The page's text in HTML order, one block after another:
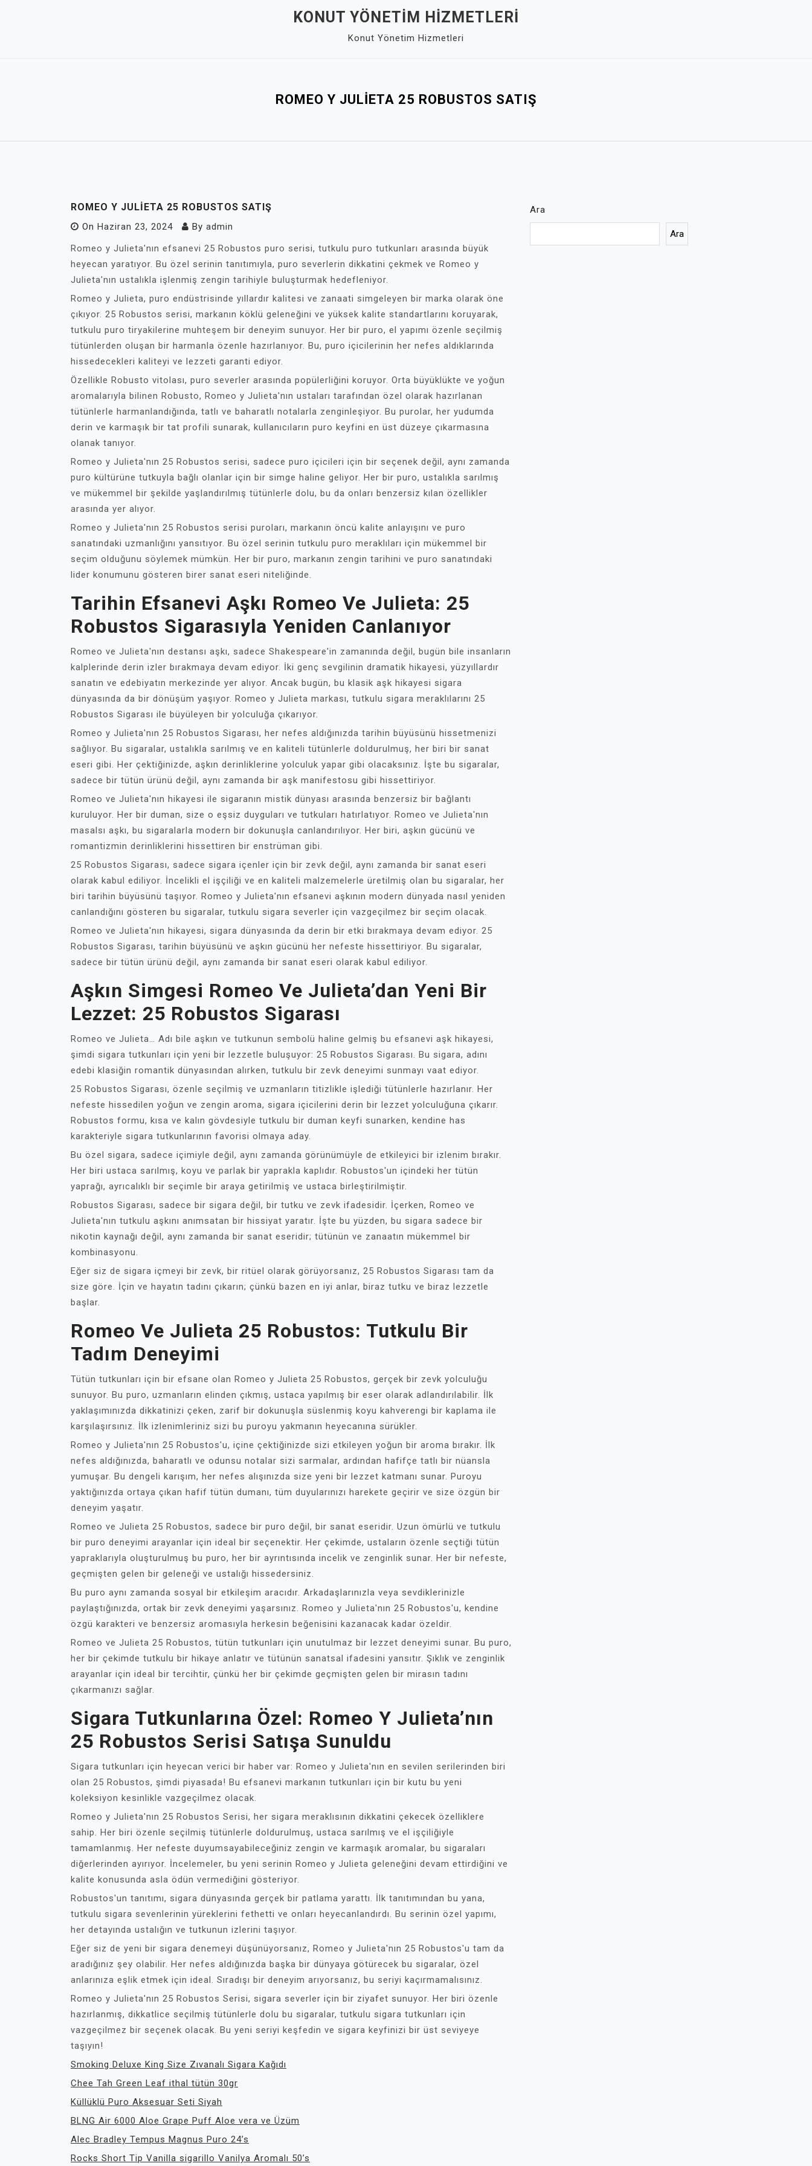
KONUT YÖNETIM HIZMETLERI
Konut Yönetim Hizmetleri
ROMEO Y JULIETA 25 ROBUSTOS SATIŞ
ROMEO Y JULIETA 25 ROBUSTOS SATIŞ
On Haziran 23, 2024 By admin
Romeo y Julieta'nın efsanevi 25 Robustos puro serisi, tutkulu puro tutkunları arasında büyük
heyecan yaratıyor. Bu özel serinin tanıtımıyla, puro severlerin dikkatini çekmek ve Romeo y
Julieta'nın ustalıkla işlenmiş zengin tarihiyle buluşturmak hedefleniyor.
Romeo y Julieta, puro endüstrisinde yıllardır kalitesi ve zanaati simgeleyen bir marka olarak öne
çıkıyor. 25 Robustos serisi, markanın köklü geleneğini ve yüksek kalite standartlarını koruyarak,
tutkulu puro tiryakilerine muhteşem bir deneyim sunuyor. Her bir puro, el yapımı özenle seçilmiş
tütünlerden oluşan bir harmanla özenle hazırlanıyor. Bu, puro içicilerinin her nefes aldıklarında
hissedecekleri kaliteyi ve lezzeti garanti ediyor.
Özellikle Robusto vitolası, puro severler arasında popülerliğini koruyor. Orta büyüklükte ve yoğun
aromalarıyla bilinen Robusto, Romeo y Julieta'nın ustaları tarafından özel olarak hazırlanan
tütünlerle harmanlandığında, tatlı ve baharatlı notalarla zenginleşiyor. Bu purolar, her yudumda
derin ve karmaşık bir tat profili sunarak, kullanıcıların puro keyfini en üst düzeye çıkarmasına
olanak tanıyor.
Romeo y Julieta'nın 25 Robustos serisi, sadece puro içicileri için bir seçenek değil, aynı zamanda
puro kültürüne tutkuyla bağlı olanlar için bir simge haline geliyor. Her bir puro, ustalıkla sarılmış
ve mükemmel bir şekilde yaşlandırılmış tütünlerle dolu, bu da onları benzersiz kılan özellikler
arasında yer alıyor.
Romeo y Julieta'nın 25 Robustos serisi puroları, markanın öncü kalite anlayışını ve puro
sanatındaki uzmanlığını yansıtıyor. Bu özel serinin tutkulu puro meraklıları için mükemmel bir
seçim olduğunu söylemek mümkün. Her bir puro, markanın zengin tarihini ve puro sanatındaki
lider konumunu gösteren birer sanat eseri niteliğinde.
Tarihin Efsanevi Aşkı Romeo Ve Julieta: 25
Robustos Sigarasıyla Yeniden Canlanıyor
Romeo ve Julieta'nın destansı aşkı, sadece Shakespeare'in zamanında değil, bugün bile insanların
kalplerinde derin izler bırakmaya devam ediyor. İki genç sevgilinin dramatik hikayesi, yüzyıllardır
sanatın ve edebiyatın merkezinde yer alıyor. Ancak bugün, bu klasik aşk hikayesi sigara
dünyasında da bir dönüşüm yaşıyor. Romeo y Julieta markası, tutkulu sigara meraklılarını 25
Robustos Sigarası ile büyüleyen bir yolculuğa çıkarıyor.
Romeo y Julieta'nın 25 Robustos Sigarası, her nefes aldığınızda tarihin büyüsünü hissetmenizi
sağlıyor. Bu sigaralar, ustalıkla sarılmış ve en kaliteli tütünlerle doldurulmuş, her biri bir sanat
eseri gibi. Her çektiğinizde, aşkın derinliklerine yolculuk yapar gibi olacaksınız. İşte bu sigaralar,
sadece bir tütün ürünü değil, aynı zamanda bir aşk manifestosu gibi hissettiriyor.
Romeo ve Julieta'nın hikayesi ile sigaranın mistik dünyası arasında benzersiz bir bağlantı
kuruluyor. Her bir duman, size o eşsiz duyguları ve tutkuları hatırlatıyor. Romeo ve Julieta'nın
masalsı aşkı, bu sigaralarla modern bir dokunuşla canlandırılıyor. Her biri, aşkın gücünü ve
romantizmin derinliklerini hissettiren bir enstrüman gibi.
25 Robustos Sigarası, sadece sigara içenler için bir zevk değil, aynı zamanda bir sanat eseri
olarak kabul ediliyor. İncelikli el işçiliği ve en kaliteli malzemelerle üretilmiş olan bu sigaralar, her
biri tarihin büyüsünü taşıyor. Romeo y Julieta'nın efsanevi aşkının modern dünyada nasıl yeniden
canlandığını gösteren bu sigaralar, tutkulu sigara severler için vazgeçilmez bir seçim olacak.
Romeo ve Julieta'nın hikayesi, sigara dünyasında da derin bir etki bırakmaya devam ediyor. 25
Robustos Sigarası, tarihin büyüsünü ve aşkın gücünü her nefeste hissettiriyor. Bu sigaralar,
sadece bir tütün ürünü değil, aynı zamanda bir sanat eseri olarak kabul ediliyor.
Aşkın Simgesi Romeo Ve Julieta’dan Yeni Bir
Lezzet: 25 Robustos Sigarası
Romeo ve Julieta… Adı bile aşkın ve tutkunun sembolü haline gelmiş bu efsanevi aşk hikayesi,
şimdi sigara tutkunları için yeni bir lezzetle buluşuyor: 25 Robustos Sigarası. Bu sigara, adını
edebi klasiğin romantik dünyasından alırken, tutkulu bir zevk deneyimi sunmayı vaat ediyor.
25 Robustos Sigarası, özenle seçilmiş ve uzmanların titizlikle işlediği tütünlerle hazırlanır. Her
nefeste hissedilen yoğun ve zengin aroma, sigara içicilerini derin bir lezzet yolculuğuna çıkarır.
Robustos formu, kısa ve kalın gövdesiyle tutkulu bir duman keyfi sunarken, kendine has
karakteriyle sigara tutkunlarının favorisi olmaya aday.
Bu özel sigara, sadece içimiyle değil, aynı zamanda görünümüyle de etkileyici bir izlenim bırakır.
Her biri ustaca sarılmış, koyu ve parlak bir yaprakla kaplıdır. Robustos'un içindeki her tütün
yaprağı, ayrıcalıklı bir seçimle bir araya getirilmiş ve ustaca birleştirilmiştir.
Robustos Sigarası, sadece bir sigara değil, bir tutku ve zevk ifadesidir. İçerken, Romeo ve
Julieta'nın tutkulu aşkını anımsatan bir hissiyat yaratır. İşte bu yüzden, bu sigara sadece bir
nikotin kaynağı değil, aynı zamanda bir sanat eseridir; tütünün ve zanaatın mükemmel bir
kombinasyonu.
Eğer siz de sigara içmeyi bir zevk, bir ritüel olarak görüyorsanız, 25 Robustos Sigarası tam da
size göre. İçin ve hayatın tadını çıkarın; çünkü bazen en iyi anlar, biraz tutku ve biraz lezzetle
başlar.
Romeo Ve Julieta 25 Robustos: Tutkulu Bir
Tadım Deneyimi
Tütün tutkunları için bir efsane olan Romeo y Julieta 25 Robustos, gerçek bir zevk yolculuğu
sunuyor. Bu puro, uzmanların elinden çıkmış, ustaca yapılmış bir eser olarak adlandırılabilir. İlk
yaklaşımınızda dikkatinizi çeken, zarif bir dokunuşla süslenmiş koyu kahverengi bir kaplama ile
karşılaşırsınız. İlk izlenimleriniz sizi bu puroyu yakmanın heyecanına sürükler.
Romeo y Julieta'nın 25 Robustos'u, içine çektiğinizde sizi etkileyen yoğun bir aroma bırakır. İlk
nefes aldığınızda, baharatlı ve odunsu notalar sizi sarmalar, ardından hafifçe tatlı bir nüansla
yumuşar. Bu dengeli karışım, her nefes alışınızda size yeni bir lezzet katmanı sunar. Puroyu
yaktığınızda ortaya çıkan hafif tütün dumanı, tüm duyularınızı harekete geçirir ve size özgün bir
deneyim yaşatır.
Romeo ve Julieta 25 Robustos, sadece bir puro değil, bir sanat eseridir. Uzun ömürlü ve tutkulu
bir puro deneyimi arayanlar için ideal bir seçenektir. Her çekimde, ustaların özenle seçtiği tütün
yapraklarıyla oluşturulmuş bu puro, her bir ayrıntısında incelik ve zenginlik sunar. Her bir nefeste,
geçmişten gelen bir geleneği ve ustalığı hissedersiniz.
Bu puro aynı zamanda sosyal bir etkileşim aracıdır. Arkadaşlarınızla veya sevdiklerinizle
paylaştığınızda, ortak bir zevk deneyimi yaşarsınız. Romeo y Julieta'nın 25 Robustos'u, kendine
özgü karakteri ve benzersiz aromasıyla herkesin beğenisini kazanacak kadar özeldir.
Romeo ve Julieta 25 Robustos, tütün tutkunları için unutulmaz bir lezzet deneyimi sunar. Bu puro,
her bir çekimde tutkulu bir hikaye anlatır ve tütünün sanatsal ifadesini yansıtır. Şıklık ve zenginlik
arayanlar için ideal bir tercihtir, çünkü her bir çekimde geçmişten gelen bir mirasın tadını
çıkarmanızı sağlar.
Sigara Tutkunlarına Özel: Romeo Y Julieta’nın
25 Robustos Serisi Satışa Sunuldu
Sigara tutkunları için heyecan verici bir haber var: Romeo y Julieta'nın en sevilen serilerinden biri
olan 25 Robustos, şimdi piyasada! Bu efsanevi markanın tutkunları için bir kutu bu yeni
koleksiyon kesinlikle vazgeçilmez olacak.
Romeo y Julieta'nın 25 Robustos Serisi, her sigara meraklısının dikkatini çekecek özelliklere
sahip. Her biri özenle seçilmiş tütünlerle doldurulmuş, ustaca sarılmış ve el işçiliğiyle
tamamlanmış. Her nefeste duyumsayabileceğiniz zengin ve karmaşık aromalar, bu sigaraları
diğerlerinden ayırıyor. İncelemeler, bu yeni serinin Romeo y Julieta geleneğini devam ettirdiğini ve
kalite konusunda asla ödün vermediğini gösteriyor.
Robustos'un tanıtımı, sigara dünyasında gerçek bir patlama yarattı. İlk tanıtımından bu yana,
tutkulu sigara sevenlerinin yüreklerini fethetti ve onları heyecanlandırdı. Bu serinin özel yapımı,
her detayında ustalığın ve tutkunun izlerini taşıyor.
Eğer siz de yeni bir sigara denemeyi düşünüyorsanız, Romeo y Julieta'nın 25 Robustos'u tam da
aradığınız şey olabilir. Her nefes aldığınızda başka bir dünyaya götürecek bu sigaralar, özel
anlarınıza eşlik etmek için ideal. Sıradışı bir deneyim arıyorsanız, bu seriyi kaçırmamalısınız.
Romeo y Julieta'nın 25 Robustos Serisi, sigara severler için bir ziyafet sunuyor. Her biri özenle
hazırlanmış, dikkatlice seçilmiş tütünlerle dolu bu sigaralar, tutkulu sigara tutkunları için
vazgeçilmez bir seçenek olacak. Bu yeni seriyi keşfedin ve sigara keyfinizi bir üst seviyeye
taşıyın!
Smoking Deluxe King Size Zıvanalı Sigara Kağıdı
Chee Tah Green Leaf ithal tütün 30gr
Küllüklü Puro Aksesuar Seti Siyah
BLNG Air 6000 Aloe Grape Puff Aloe vera ve Üzüm
Alec Bradley Tempus Magnus Puro 24’s
Rocks Short Tip Vanilla sigarillo Vanilya Aromalı 50’s
Ara
Ara